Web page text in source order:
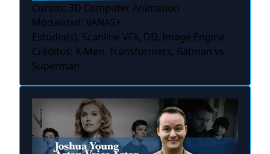
Cursos: 3D Computer Animation
Modalidad: VANAS+
Estudio(s): Scanline VFX, DD, Image Engine
Créditos: X-Men, Transformers, Batman vs.
Superman